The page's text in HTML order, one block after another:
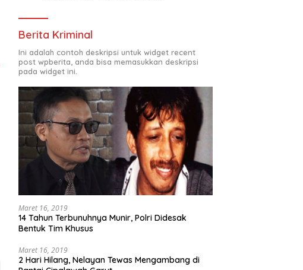
Berita Kriminal
Ini adalah contoh deskripsi untuk widget recent
post wpberita, anda bisa memasukkan deskripsi
pada widget ini.
Maret 16, 2019
14 Tahun Terbunuhnya Munir, Polri Didesak
Bentuk Tim Khusus
Maret 16, 2019
2 Hari Hilang, Nelayan Tewas Mengambang di